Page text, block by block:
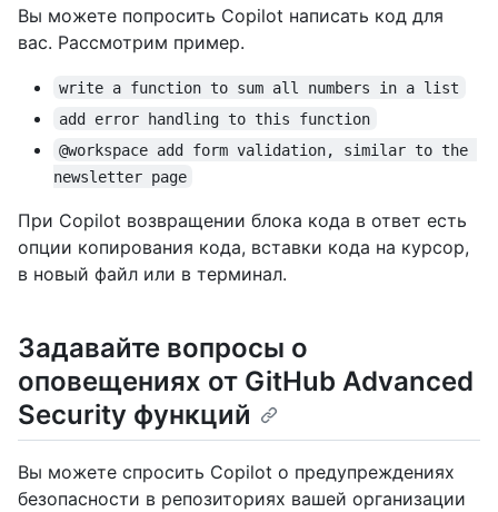
Вы можете попросить Copilot написать код для
вас. Рассмотрим пример.
write a function to sum all numbers in a list
add error handling to this function
@workspace add form validation, similar to the
newsletter page
При Copilot возвращении блока кода в ответ есть
опции копирования кода, вставки кода на курсор,
в новый файл или в терминал.
Задавайте вопросы о
оповещениях от GitHub Advanced
Security функций
Вы можете спросить Copilot о предупреждениях
безопасности в репозиториях вашей организации